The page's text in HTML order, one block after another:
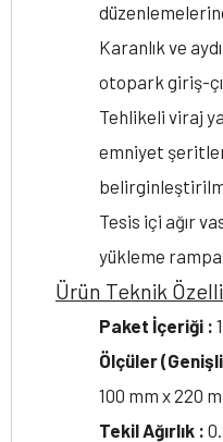
Karanlık ve
otopark giriş-
Tehlikeli viraj
emniyet
Tesis içi ağır
yükleme
Ürün Teknik
Paket İçeriği :
Ölçüler
100 mm x 220
Tekil Ağırlık :